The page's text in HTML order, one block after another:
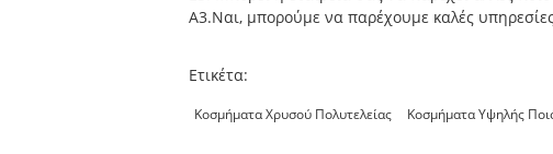
Α3.Ναι, μπορούμε να παρέχουμε καλές
Ετικέτα:
Κοσμήματα Χρυσού Πολυτελείας Κοσμήματα Υψηλής